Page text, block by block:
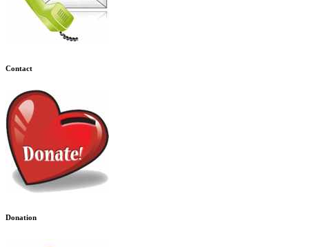
Contact
Donation